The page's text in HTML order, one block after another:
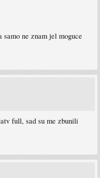
samo ne znam jel moguce
full, sad su me zbunili